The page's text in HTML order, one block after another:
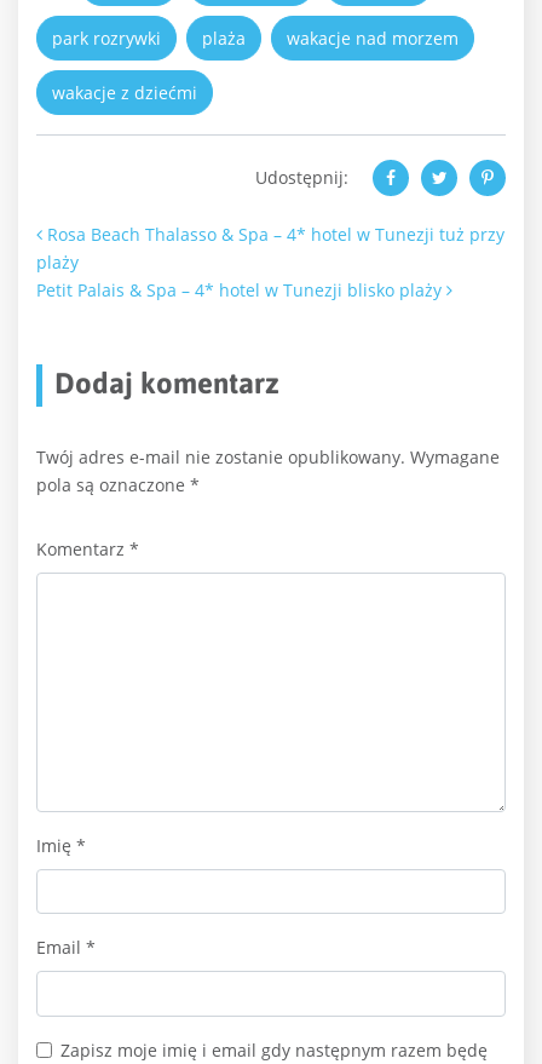
park rozrywki plaża wakacje nad morzem
wakacje z dziećmi
Udostępnij:
Nawigacja po artykułach
Rosa Beach Thalasso & Spa – 4* hotel w Tunezji tuż przy
plaży
Petit Palais & Spa – 4* hotel w Tunezji blisko plaży
Dodaj komentarz
Twój adres e-mail nie zostanie opublikowany. Wymagane
pola są oznaczone *
Komentarz *
Imię *
Email *
Zapisz moje imię i email gdy następnym razem będę